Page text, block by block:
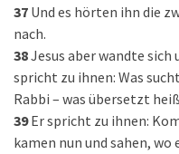
37 Und es hörten ihn die
nach.
38Jesus aber wandte sich
spricht zu ihnen: Was
Rabbi – was übersetzt
39 Er spricht zu ihnen:
kamen nun und sahen,